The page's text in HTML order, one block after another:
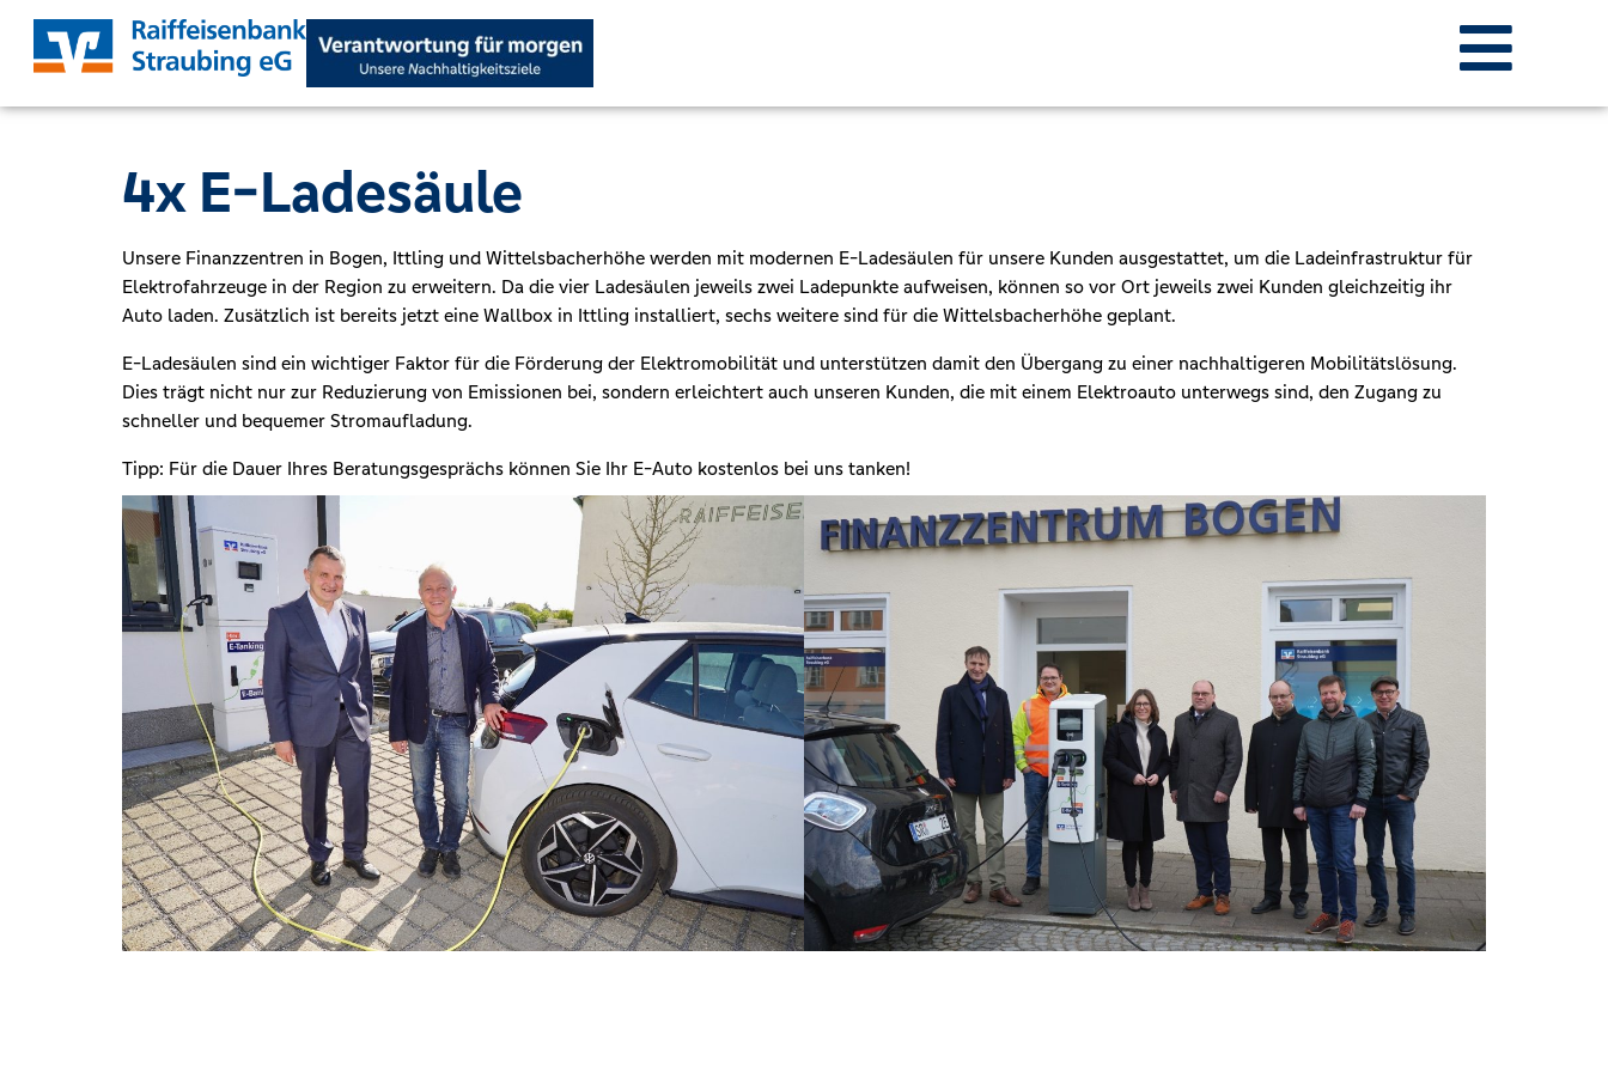
4x E-La­de­säu­le
Unsere Finanzzentren in Bogen, Ittling und Wittelsbacherhöhe werden mit modernen E-Ladesäulen für unsere Kunden ausgestattet, um die Ladeinfrastruktur für
Elektrofahrzeuge in der Region zu erweitern. Da die vier Ladesäulen jeweils zwei Ladepunkte aufweisen, können so vor Ort jeweils zwei Kunden gleichzeitig ihr
Auto laden. Zusätzlich ist bereits jetzt eine Wallbox in Ittling installiert, sechs weitere sind für die Wittelsbacherhöhe geplant.
E-Ladesäulen sind ein wichtiger Faktor für die Förderung der Elektromobilität und unterstützen damit den Übergang zu einer nachhaltigeren Mobilitätslösung.
Dies trägt nicht nur zur Reduzierung von Emissionen bei, sondern erleichtert auch unseren Kunden, die mit einem Elektroauto unterwegs sind, den Zugang zu
schneller und bequemer Stromaufladung.
Tipp: Für die Dauer Ihres Beratungsgesprächs können Sie Ihr E-Auto kostenlos bei uns tanken!